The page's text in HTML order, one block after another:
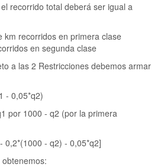
recorrido total deberá ser igual a
km recorridos en primera clase
en segunda clase
a las 2 Restricciones debemos armar
- 0,05*q2)
por 1000 - q2 (por la primera
0,2*(1000 - q2) - 0,05*q2]